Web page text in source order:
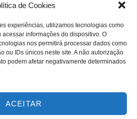
de Cookies
experiências, utilizamos tecnologias como
informações do dispositivo. O
nos permitirá processar dados como
ou IDs únicos neste site. A não autorização
podem afetar negativamente determinados
ACEITAR